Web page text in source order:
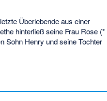
Überlebende aus einer
hinterließ seine Frau Rose (*
Sohn Henry und seine Tochter